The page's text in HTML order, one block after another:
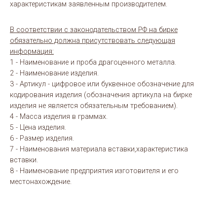
характеристикам заявленным производителем.
В соответствии с законодательством РФ на бирке
обязательно должна присутствовать следующая
информация:
1 - Наименование и проба драгоценного металла.
2 - Наименование изделия.
3 - Артикул - цифровое или буквенное обозначение для
кодирования изделия (обозначения артикула на бирке
изделия не является обязательным требованием).
4 - Масса изделия в граммах.
5 - Цена изделия.
6 - Размер изделия.
7 - Наименования материала вставки,характеристика
вставки.
8 - Наименование предприятия изготовителя и его
местонахождение.